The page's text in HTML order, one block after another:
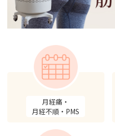
月経痛・
月経不順・PMS